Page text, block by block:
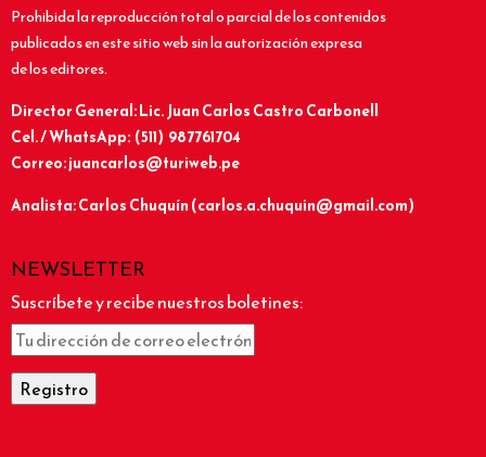
Prohibida la reproducción total o parcial de los contenidos
publicados en este sitio web sin la autorización expresa
de los editores.
Director General: Lic.Juan Carlos Castro Carbonell
Cel. / WhatsApp: (511) 987761704
Correo: juancarlos@turiweb.pe
Analista: Carlos Chuquín (carlos.a.chuquin@gmail.com)
NEWSLETTER
Suscríbete y recibe nuestros boletines: